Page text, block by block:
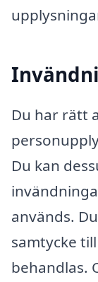
Du har rätt
Du kan
används.
samtycke
behandlas.